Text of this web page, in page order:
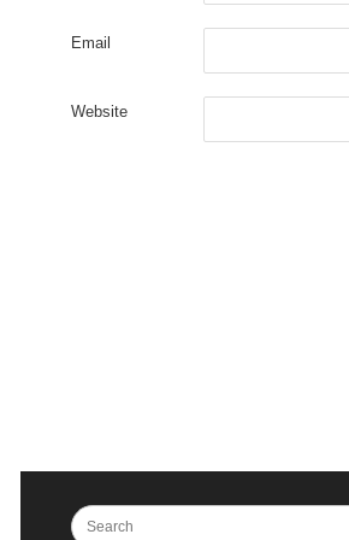
Email
Website